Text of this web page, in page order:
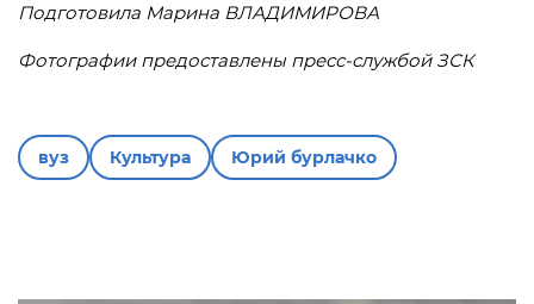
Подготовила Марина ВЛАДИМИРОВА
Фотографии предоставлены пресс-службой ЗСК
вуз Культура Юрий бурлачко